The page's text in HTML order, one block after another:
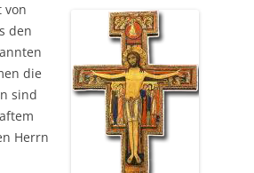
von
den
die
sind
Herrn